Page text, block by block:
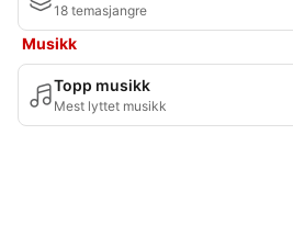
18 temasjangre
Musikk
Topp musikk
Mest lyttet musikk